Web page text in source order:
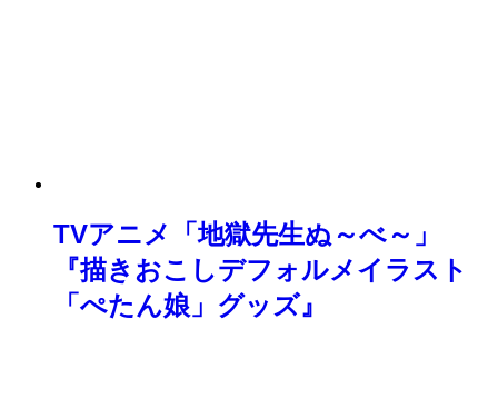
TVアニメ「地獄先生ぬ～べ～」
『描きおこしデフォルメイラスト
「ぺたん娘」グッズ』